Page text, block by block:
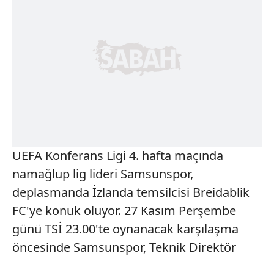
UEFA Konferans Ligi 4. hafta maçında
namağlup lig lideri Samsunspor,
deplasmanda İzlanda temsilcisi Breidablik
FC'ye konuk oluyor. 27 Kasım Perşembe
günü TSİ 23.00'te oynanacak karşılaşma
öncesinde Samsunspor, Teknik Direktör